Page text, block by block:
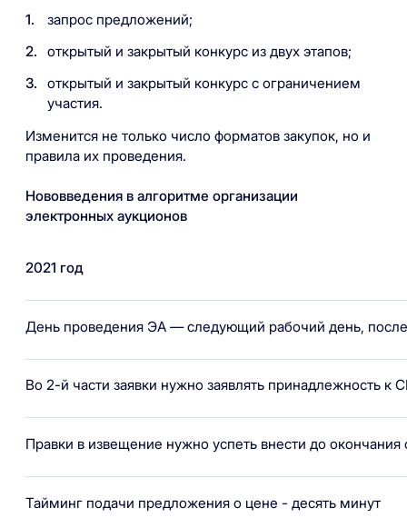
запрос предложений;
открытый и закрытый конкурс из двух этапов;
открытый и закрытый конкурс с ограничением
участия.
Изменится не только число форматов закупок, но и
правила их проведения.
Нововведения в алгоритме организации
электронных аукционов
2021 год
День проведения ЭА — следующий рабочий день, после
Во 2-й части заявки нужно заявлять принадлежность
Правки в извещение нужно успеть внести до
Тайминг подачи предложения о цене - десять минут